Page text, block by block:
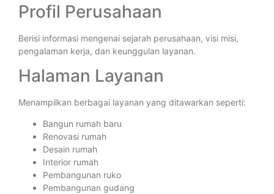
Profil Perusahaan
Berisi informasi mengenai sejarah perusahaan, visi misi,
pengalaman kerja, dan keunggulan layanan.
Halaman Layanan
Menampilkan berbagai layanan yang ditawarkan seperti:
Bangun rumah baru
Renovasi rumah
Desain rumah
Interior rumah
Pembangunan ruko
Pembangunan gudang